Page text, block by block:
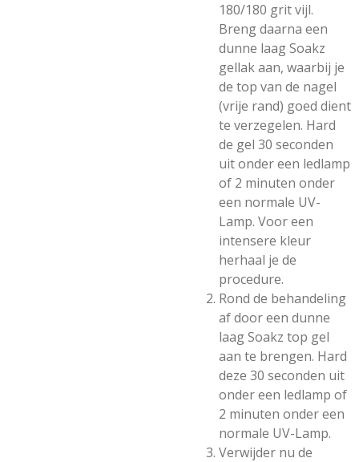
180/180 grit vijl.
Breng daarna een
dunne laag Soakz
gellak aan, waarbij je
de top van de nagel
(vrije rand) goed dient
te verzegelen. Hard
de gel 30 seconden
uit onder een ledlamp
of 2 minuten onder
een normale UV-
Lamp. Voor een
intensere kleur
herhaal je de
procedure.
Rond de behandeling
af door een dunne
laag Soakz top gel
aan te brengen. Hard
deze 30 seconden uit
onder een ledlamp of
2 minuten onder een
normale UV-Lamp.
Verwijder nu de